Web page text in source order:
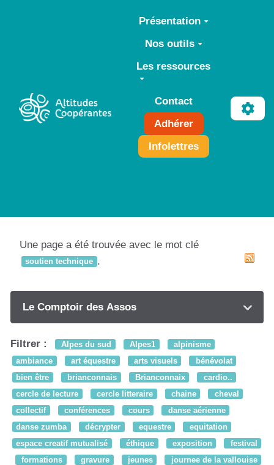
Aller au contenu principal
Présentation
Nos outils
Les ressources
Contact
Adhérer
Infolettres
Une page a été trouvée avec le mot clé
soutien technique .
Le Comptoir des Assos
Filtrer : Alpes du sud Alpes1
alpinisme
ambiance
art équestre arts visuels
bénévolat
bien être
brianconnais Brianconnaix
cardio..
cercle de lecture
cercle litteraire chaine
cheval
collectif
conférences cours
danse aérienne
danse zumba
décrypter equestre
equitation
espace creatif mutualisé
éthique exposition
festival
formations
gravure jeunes
journee de la vallouise